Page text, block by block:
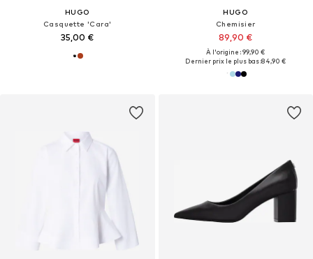
HUGO
Casquette 'Cara'
35,00 €
HUGO
Chemisier
89,90 €
À l'origine : 99,90 €
Dernier prix le plus bas :84,90 €